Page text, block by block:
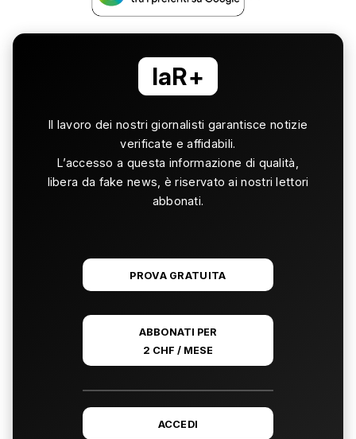
laR+
Il lavoro dei nostri giornalisti garantisce notizie
verificate e affidabili.
L’accesso a questa informazione di qualità,
libera da fake news, è riservato ai nostri lettori
abbonati.
PROVA GRATUITA
ABBONATI PER
2 CHF / MESE
ACCEDI